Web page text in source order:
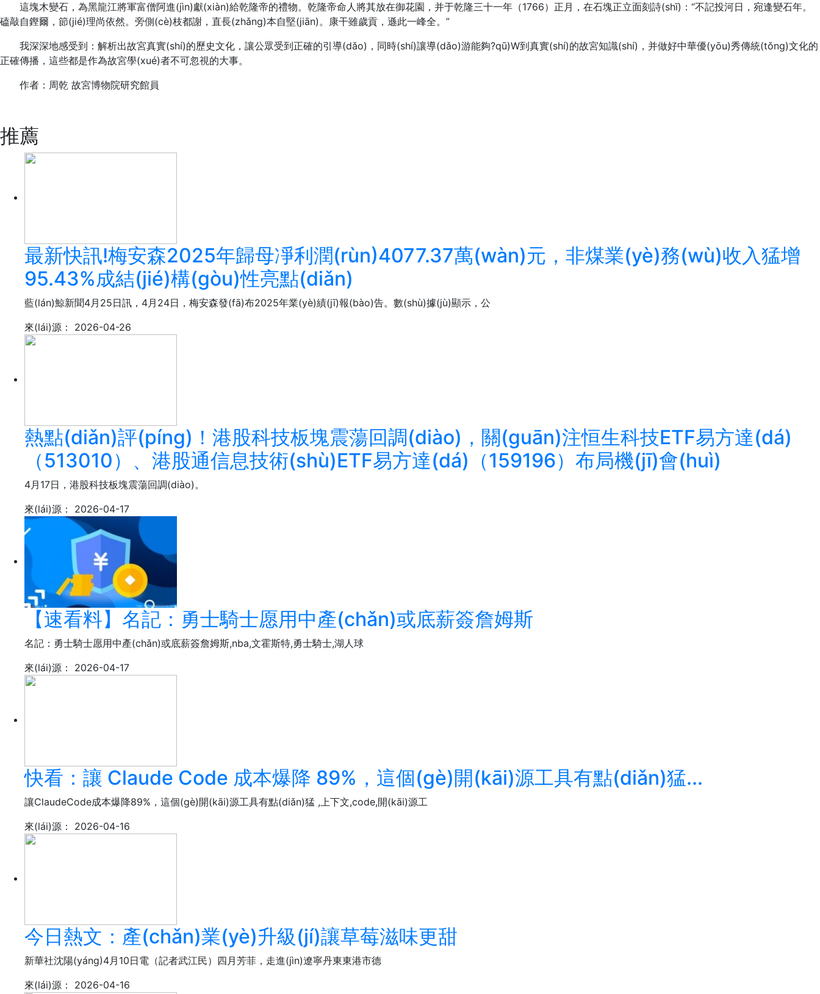
這塊木變石，為黑龍江將軍富僧阿進(jìn)獻(xiàn)給乾隆帝的禮物。乾隆帝命人將其放在御花園，并于乾隆三十一年（1766）正月，在石塊正立面刻詩(shī)：“不記投河日，宛逢變石年。
磕敲自鏗爾，節(jié)理尚依然。旁側(cè)枝都謝，直長(zhǎng)本自堅(jiān)。康干雖歲貢，遜此一峰全。”
我深深地感受到：解析出故宮真實(shí)的歷史文化，讓公眾受到正確的引導(dǎo)，同時(shí)讓導(dǎo)游能夠?qū)W到真實(shí)的故宮知識(shí)，并做好中華優(yōu)秀傳統(tǒng)文化的
正確傳播，這些都是作為故宮學(xué)者不可忽視的大事。
作者：周乾 故宮博物院研究館員
推薦
最新快訊!梅安森2025年歸母凈利潤(rùn)4077.37萬(wàn)元，非煤業(yè)務(wù)收入猛增
95.43%成結(jié)構(gòu)性亮點(diǎn)
藍(lán)鯨新聞4月25日訊，4月24日，梅安森發(fā)布2025年業(yè)績(jī)報(bào)告。數(shù)據(jù)顯示，公
來(lái)源：
2026-04-26
熱點(diǎn)評(píng)！港股科技板塊震蕩回調(diào)，關(guān)注恒生科技ETF易方達(dá)
（513010）、港股通信息技術(shù)ETF易方達(dá)（159196）布局機(jī)會(huì)
4月17日，港股科技板塊震蕩回調(diào)。
來(lái)源：
2026-04-17
【速看料】名記：勇士騎士愿用中產(chǎn)或底薪簽詹姆斯
名記：勇士騎士愿用中產(chǎn)或底薪簽詹姆斯,nba,文霍斯特,勇士騎士,湖人球
來(lái)源：
2026-04-17
快看：讓 Claude Code 成本爆降 89%，這個(gè)開(kāi)源工具有點(diǎn)猛...
讓ClaudeCode成本爆降89%，這個(gè)開(kāi)源工具有點(diǎn)猛 ,上下文,code,開(kāi)源工
來(lái)源：
2026-04-16
今日熱文：產(chǎn)業(yè)升級(jí)讓草莓滋味更甜
新華社沈陽(yáng)4月10日電（記者武江民）四月芳菲，走進(jìn)遼寧丹東東港市德
來(lái)源：
2026-04-16